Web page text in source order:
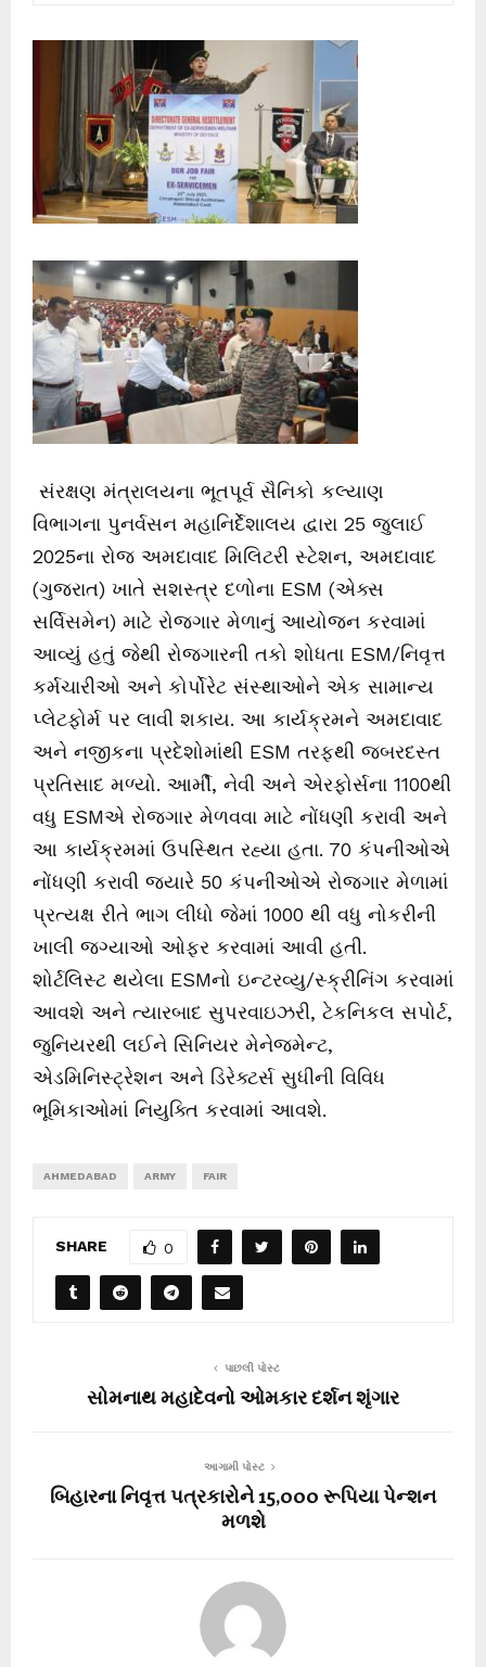
સંરક્ષણ મંત્રાલયના ભૂતપૂર્વ સૈનિકો કલ્યાણ
વિભાગના પુનર્વસન મહાનિર્દેશાલય દ્વારા 25 જુલાઈ
2025ના રોજ અમદાવાદ મિલિટરી સ્ટેશન, અમદાવાદ
(ગુજરાત) ખાતે સશસ્ત્ર દળોના ESM (એક્સ
સર્વિસમેન) માટે રોજગાર મેળાનું આયોજન કરવામાં
આવ્યું હતું જેથી રોજગારની તકો શોધતા ESM/નિવૃત્ત
કર્મચારીઓ અને કોર્પોરેટ સંસ્થાઓને એક સામાન્ય
પ્લેટફોર્મ પર લાવી શકાય. આ કાર્યક્રમને અમદાવાદ
અને નજીકના પ્રદેશોમાંથી ESM તરફથી જબરદસ્ત
પ્રતિસાદ મળ્યો. આર્મી, નેવી અને એરફોર્સના 1100થી
વધુ ESMએ રોજગાર મેળવવા માટે નોંધણી કરાવી અને
આ કાર્યક્રમમાં ઉપસ્થિત રહ્યા હતા. 70 કંપનીઓએ
નોંધણી કરાવી જ્યારે 50 કંપનીઓએ રોજગાર મેળામાં
પ્રત્યક્ષ રીતે ભાગ લીધો જેમાં 1000 થી વધુ નોકરીની
ખાલી જગ્યાઓ ઓફર કરવામાં આવી હતી.
શોર્ટલિસ્ટ થયેલા ESMનો ઇન્ટરવ્યુ/સ્ક્રીનિંગ કરવામાં
આવશે અને ત્યારબાદ સુપરવાઇઝરી, ટેકનિકલ સપોર્ટ,
જુનિયરથી લઈને સિનિયર મેનેજમેન્ટ,
એડમિનિસ્ટ્રેશન અને ડિરેક્ટર્સ સુધીની વિવિધ
ભૂમિકાઓમાં નિયુક્તિ કરવામાં આવશે.
AHMEDABAD ARMY FAIR
SHARE 0
પાછલી પોસ્ટ
સોમનાથ મહાદેવનો ઓમકાર દર્શન શૃંગાર
આગામી પોસ્ટ
બિહારના નિવૃત્ત પત્રકારોને 15,000 રૂપિયા પેન્શન
મળશે